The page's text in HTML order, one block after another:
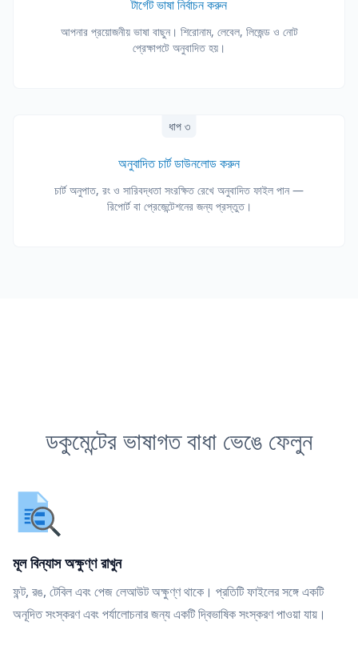
টার্গেট ভাষা নির্বাচন করুন
আপনার প্রয়োজনীয় ভাষা বাছুন। শিরোনাম, লেবেল, লিজেন্ড ও নোট
প্রেক্ষাপটে অনুবাদিত হয়।
ধাপ ৩
অনুবাদিত চার্ট ডাউনলোড করুন
চার্ট অনুপাত, রং ও সারিবদ্ধতা সংরক্ষিত রেখে অনুবাদিত ফাইল পান —
রিপোর্ট বা প্রেজেন্টেশনের জন্য প্রস্তুত।
ডকুমেন্টের ভাষাগত বাধা ভেঙে ফেলুন
মূল বিন্যাস অক্ষুণ্ণ রাখুন
ফন্ট, রঙ, টেবিল এবং পেজ লেআউট অক্ষুণ্ণ থাকে। প্রতিটি ফাইলের সঙ্গে একটি
অনূদিত সংস্করণ এবং পর্যালোচনার জন্য একটি দ্বিভাষিক সংস্করণ পাওয়া যায়।